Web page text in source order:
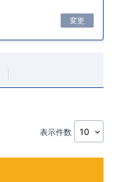
変更
表示件数